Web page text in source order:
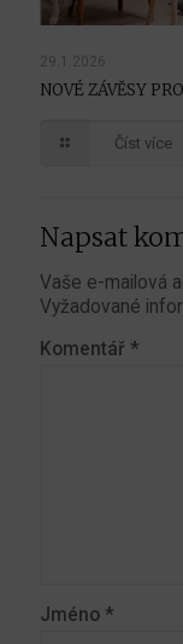
29.1.2026
NOVÉ ZÁVĚSY
Číst více
Napsat
Vaše e-mailová
Vyžadované
Komentář *
Jméno *